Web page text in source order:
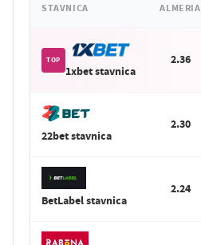
STAVNICA ALMERIA
TOP
1xbet stavnica
2.36
22bet stavnica
2.30
BetLabel stavnica
2.24